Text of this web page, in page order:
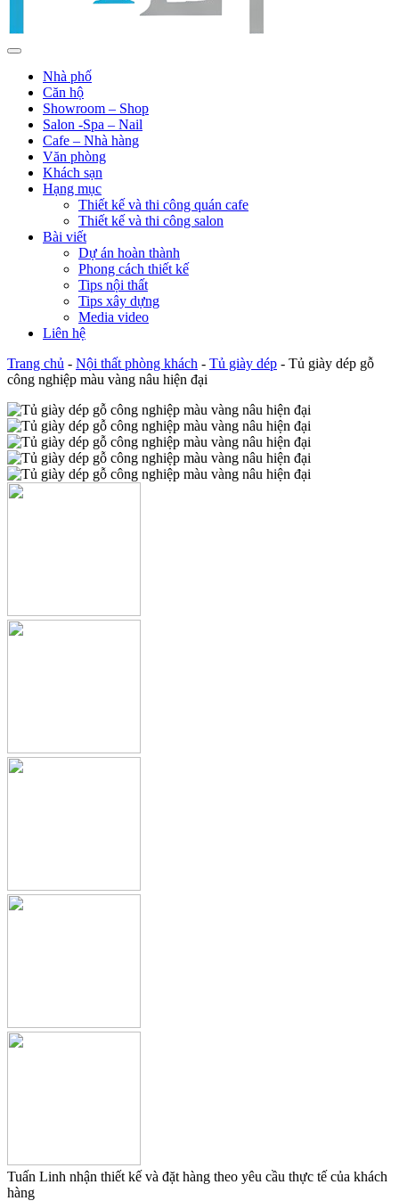
Nhà phố
Căn hộ
Showroom – Shop
Salon -Spa – Nail
Cafe – Nhà hàng
Văn phòng
Khách sạn
Hạng mục
Thiết kế và thi công quán cafe
Thiết kế và thi công salon
Bài viết
Dự án hoàn thành
Phong cách thiết kế
Tips nội thất
Tips xây dựng
Media video
Liên hệ
Trang chủ - Nội thất phòng khách - Tủ giày dép - Tủ giày dép gỗ
công nghiệp màu vàng nâu hiện đại
Tuấn Linh nhận thiết kế và đặt hàng theo yêu cầu thực tế của khách
hàng